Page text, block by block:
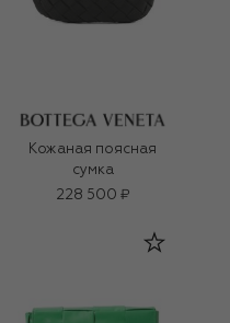
Кожаная поясная
сумка
228 500 ₽